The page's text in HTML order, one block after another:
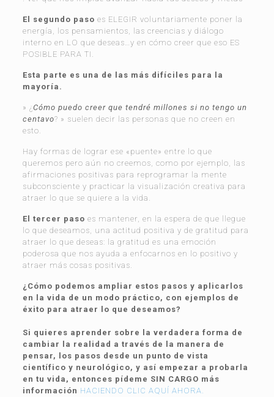
El segundo pasoes ELEGIR voluntariamente poner la
energía, los pensamientos, las creencias y diálogo
interno en LO que deseas…y en cómo creer que eso ES
POSIBLE PARA TI.
Esta parte es una de las más difíciles para la
mayoría.
» ¿Cómo puedo creer que tendré millones si no tengo un
centavo? » suelen decir las personas que no creen en
esto.
Hay formas de lograr ese «puente» entre lo que
queremos pero aún no creemos, como por ejemplo, las
afirmaciones positivas para reprogramar la mente
subconsciente y practicar la visualización creativa para
atraer lo que se quiere a la vida.
El tercer pasoes mantener, en la espera de que llegue
lo que deseamos, una actitud positiva y de gratitud para
atraer lo que deseas: la gratitud es una emoción
poderosa que nos ayuda a enfocarnos en lo positivo y
atraer más cosas positivas.
¿Cómo podemos ampliar estos pasos y aplicarlos
en la vida de un modo práctico, con ejemplos de
éxito para atraer lo que deseamos?
Si quieres aprender sobre la verdadera forma de
cambiar la realidad a través de la manera de
pensar, los pasos desde un punto de vista
científico y neurológico, y así empezar a probarla
en tu vida, entonces pídeme SIN CARGO más
información HACIENDO CLIC AQUÍ AHORA.